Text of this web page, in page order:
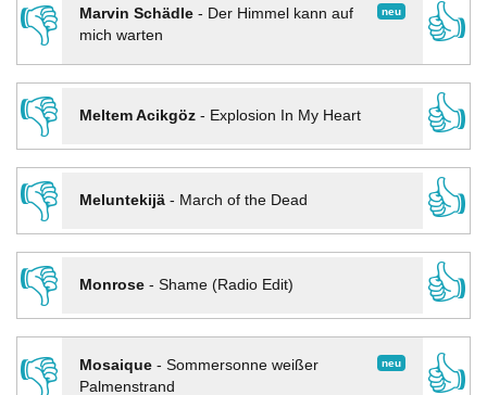
👎 neu
Marvin Schädle- Der Himmel kann auf
mich warten
👍
👎
Meltem Acikgöz- Explosion In My Heart
👍
👎
Meluntekijä- March of the Dead
👍
👎
Monrose- Shame (Radio Edit)
👍
👎
neu
Mosaique- Sommersonne weißer
Palmenstrand
👍